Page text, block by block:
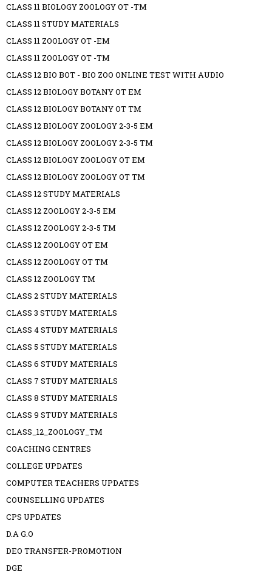
CLASS 11 BIOLOGY ZOOLOGY OT -TM
CLASS 11 STUDY MATERIALS
CLASS 11 ZOOLOGY OT -EM
CLASS 11 ZOOLOGY OT -TM
CLASS 12 BIO BOT - BIO ZOO ONLINE TEST WITH AUDIO
CLASS 12 BIOLOGY BOTANY OT EM
CLASS 12 BIOLOGY BOTANY OT TM
CLASS 12 BIOLOGY ZOOLOGY 2-3-5 EM
CLASS 12 BIOLOGY ZOOLOGY 2-3-5 TM
CLASS 12 BIOLOGY ZOOLOGY OT EM
CLASS 12 BIOLOGY ZOOLOGY OT TM
CLASS 12 STUDY MATERIALS
CLASS 12 ZOOLOGY 2-3-5 EM
CLASS 12 ZOOLOGY 2-3-5 TM
CLASS 12 ZOOLOGY OT EM
CLASS 12 ZOOLOGY OT TM
CLASS 12 ZOOLOGY TM
CLASS 2 STUDY MATERIALS
CLASS 3 STUDY MATERIALS
CLASS 4 STUDY MATERIALS
CLASS 5 STUDY MATERIALS
CLASS 6 STUDY MATERIALS
CLASS 7 STUDY MATERIALS
CLASS 8 STUDY MATERIALS
CLASS 9 STUDY MATERIALS
CLASS_12_ZOOLOGY_TM
COACHING CENTRES
COLLEGE UPDATES
COMPUTER TEACHERS UPDATES
COUNSELLING UPDATES
CPS UPDATES
D.A G.O
DEO TRANSFER-PROMOTION
DGE